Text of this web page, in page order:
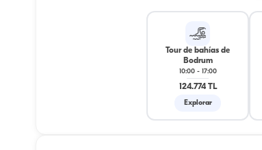
Tour de bahías de
Bodrum
10:00- 17:00
124.774 TL
Explorar